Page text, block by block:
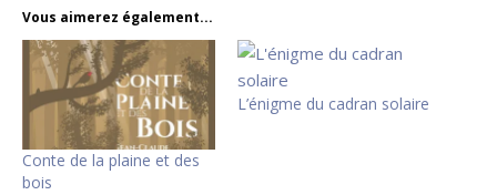
Vous aimerez également...
Conte de la plaine et des
bois
L’énigme du cadran solaire